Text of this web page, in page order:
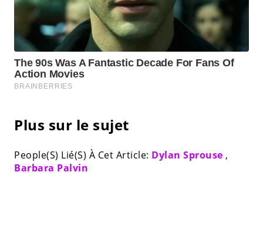
Plus sur le sujet
People(S) Lié(S) À Cet Article: Dylan Sprouse ,
Barbara Palvin